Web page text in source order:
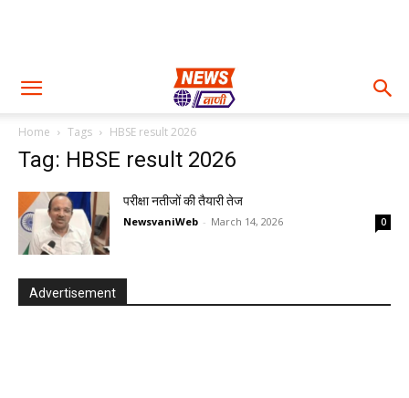
Home Tags HBSE result 2026
Tag: HBSE result 2026
परीक्षा नतीजों की तैयारी तेज
NewsvaniWeb - March 14, 2026 0
Advertisement